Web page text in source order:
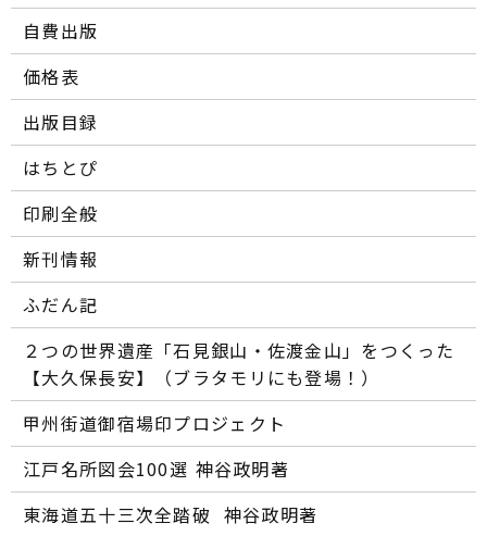
自費出版
価格表
出版目録
はちとぴ
印刷全般
新刊情報
ふだん記
２つの世界遺産「石見銀山・佐渡金山」をつくった
【大久保長安】（ブラタモリにも登場！）
甲州街道御宿場印プロジェクト
江戸名所図会100選―― 神谷政明著
東海道五十三次全踏破 ―― 神谷政明著